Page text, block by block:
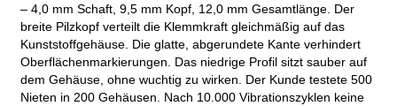
– 4,0 mm Schaft, 9,5 mm Kopf, 12,0 mm Gesamtlänge. Der
breite Pilzkopf verteilt die Klemmkraft gleichmäßig auf das
Kunststoffgehäuse. Die glatte, abgerundete Kante verhindert
Oberflächenmarkierungen. Das niedrige Profil sitzt sauber auf
dem Gehäuse, ohne wuchtig zu wirken. Der Kunde testete 500
Nieten in 200 Gehäusen. Nach 10.000 Vibrationszyklen keine